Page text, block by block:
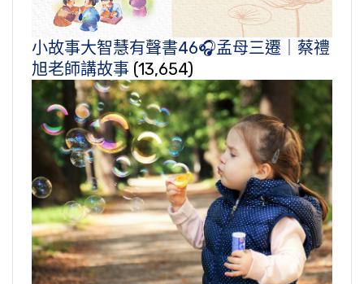
小故事大智慧有聲書46🎧孟母三遷｜蔡禮
旭老師講故事 (13,654)